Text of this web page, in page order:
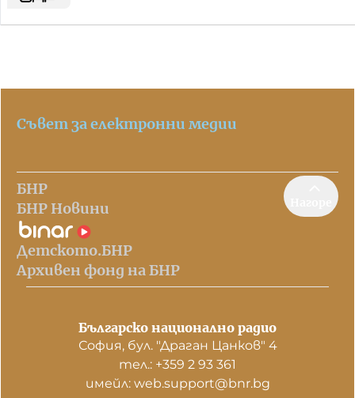
Съвет за електронни медии
БНР
БНР Новини
Детското.БНР
Архивен фонд на БНР
Българско национално радио
София, бул. "Драган Цанков" 4
тел.: +359 2 93 361
имейл: web.support@bnr.bg